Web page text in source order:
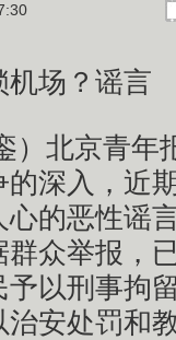
机场？谣言
北京青年
深入，近
的恶性谣
众举报，
以刑事拘
安处罚和